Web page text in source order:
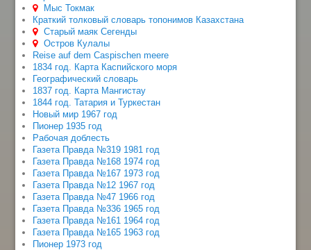
Мыс Токмак
Краткий толковый словарь топонимов Казахстана
Старый маяк Сегенды
Остров Кулалы
Reise auf dem Caspischen meere
1834 год. Карта Каспийского моря
Географический словарь
1837 год. Карта Мангистау
1844 год. Татария и Туркестан
Новый мир 1967 год
Пионер 1935 год
Рабочая доблесть
Газета Правда №319 1981 год
Газета Правда №168 1974 год
Газета Правда №167 1973 год
Газета Правда №12 1967 год
Газета Правда №47 1966 год
Газета Правда №336 1965 год
Газета Правда №161 1964 год
Газета Правда №165 1963 год
Пионер 1973 год